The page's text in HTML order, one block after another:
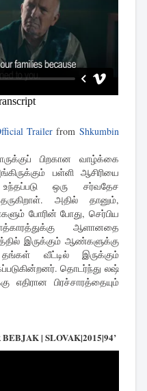
Trailerfrom Shkumbin
பிறகான வாழ்க்கை
பள்ளி ஆசிரியை
ஒரு சர்வதேச
அதில் தானும்,
போரின் போது, செர்பிய
ஆளானதை
இருக்கும் ஆண்களுக்கு
வீட்டில் இருக்கும்
தொடர்ந்து லஷ்
பிரச்சாரத்தையும்
| SLOVAK|2015|94’